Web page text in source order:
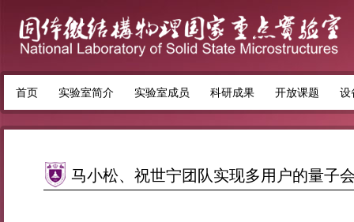
首页 实验室简介 实验室成员 科研成果 开放课题 设
马小松、祝世宁团队实现多用户的量子